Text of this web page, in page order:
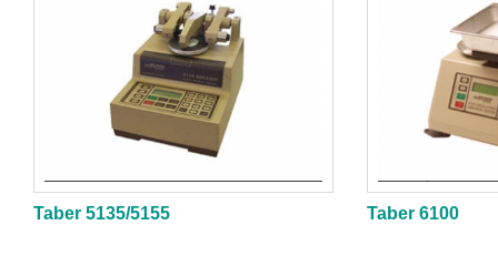
Taber 5135/5155 Taber 6100